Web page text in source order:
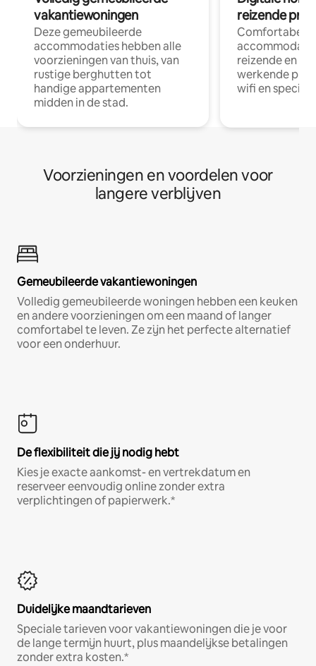
vakantiewoningen
Deze gemeubileerde
accommodaties hebben alle
voorzieningen van thuis, van
rustige berghutten tot
handige appartementen
midden in de stad.
reizende
Comfortabele
reizende en
werkende
wifi en
Voorzieningen en voordelen voor
langere verblijven
Gemeubileerde vakantiewoningen
Volledig gemeubileerde woningen hebben een keuken
en andere voorzieningen om een maand of langer
comfortabel te leven. Ze zijn het perfecte alternatief
voor een onderhuur.
De flexibiliteit die jij nodig hebt
Kies je exacte aankomst- en vertrekdatum en
reserveer eenvoudig online zonder extra
verplichtingen of papierwerk.*
Duidelijke maandtarieven
Speciale tarieven voor vakantiewoningen die je voor
de lange termijn huurt, plus maandelijkse betalingen
zonder extra kosten.*